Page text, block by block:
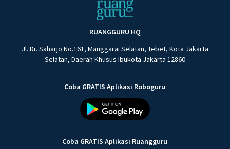
RUANGGURU HQ
Jl. Dr. Saharjo No.161, Manggarai Selatan, Tebet, Kota Jakarta
Selatan, Daerah Khusus Ibukota Jakarta 12860
Coba GRATIS Aplikasi Roboguru
Coba GRATIS Aplikasi Ruangguru